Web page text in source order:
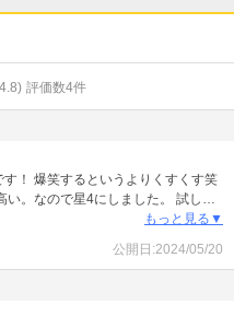
4.8) 評価数4件
！ 爆笑するというよりくすくす笑
高すぎます。試し読みでもう少し読
もっと見る▼
公開日:2024/05/20